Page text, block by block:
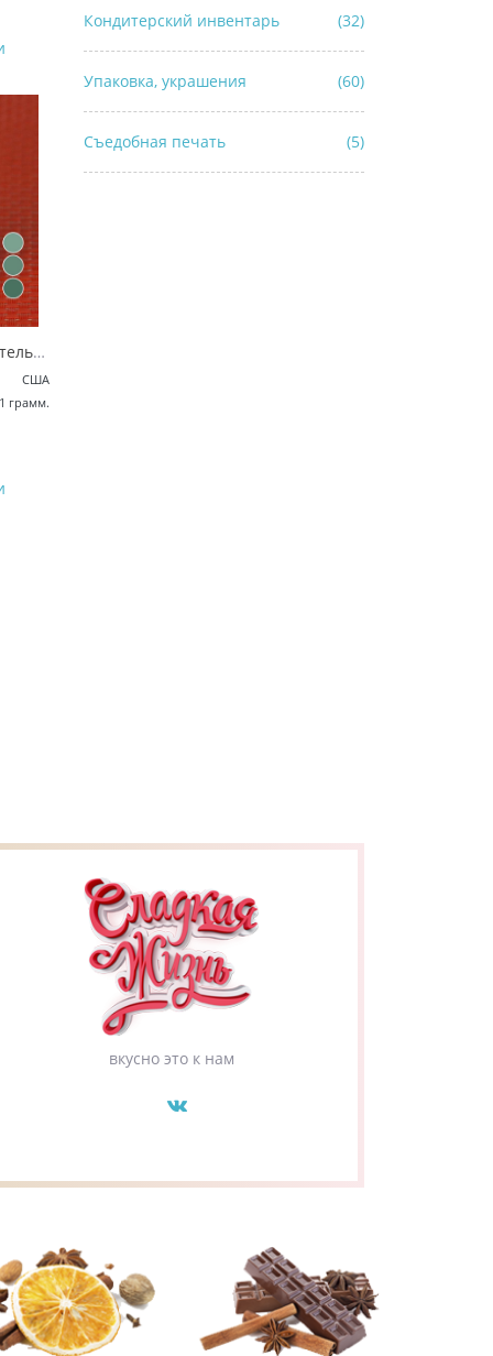
Teal, гелевый краситель AmeriColor
США
грамм.
Кондитерский инвентарь (32)
Упаковка, украшения (60)
Съедобная печать (5)
вкусно это к нам